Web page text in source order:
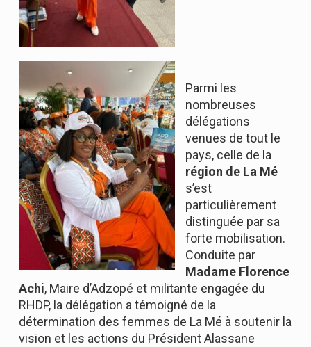
Parmi les
nombreuses
délégations
venues de tout le
pays, celle de la
région de La Mé
s’est
particulièrement
distinguée par sa
forte mobilisation.
Conduite par
Madame Florence
Achi, Maire d’Adzopé et militante engagée du
RHDP, la délégation a témoigné de la
détermination des femmes de La Mé à soutenir la
vision et les actions du Président Alassane